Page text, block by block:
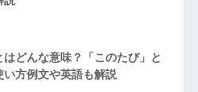
はどんな意味？「このたび」と
い方例文や英語も解説